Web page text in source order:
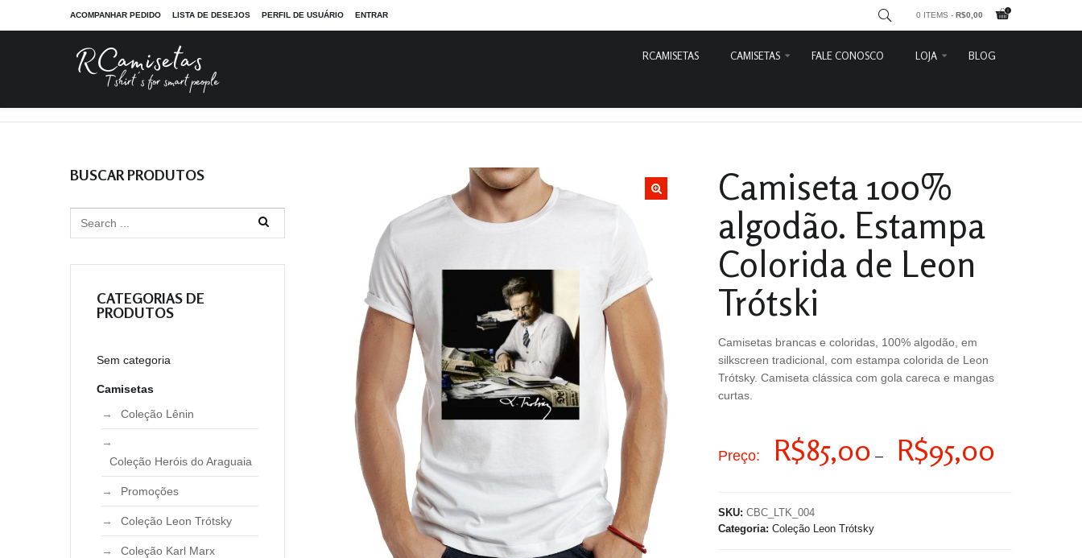
ACOMPANHAR PEDIDO LISTA DE DESEJOS PERFIL DE USUÁRIO ENTRAR 0 ITEMS - R$0,00
RCAMISETAS CAMISETAS
Lênin
Lute Como
Che Guevara
Frida Kahlo
Marighella
Heróis do Araguaia
FALE CONOSCO LOJA
Carrinho
Sair
BLOG
Camiseta 100%
algodão. Estampa
Colorida de Leon
Trótski
Camisetas brancas e coloridas, 100% algodão, em
silkscreen tradicional, com estampa colorida de Leon
Trótsky. Camiseta clássica com gola careca e mangas
curtas.
Preço: R$85,00 – R$95,00
SKU: CBC_LTK_004
Categoria: Coleção Leon Trótsky
BUSCAR PRODUTOS
CATEGORIAS DE
PRODUTOS
Sem categoria
Camisetas
Coleção Lênin
Coleção Heróis do Araguaia
Promoções
Coleção Leon Trótsky
Coleção Karl Marx